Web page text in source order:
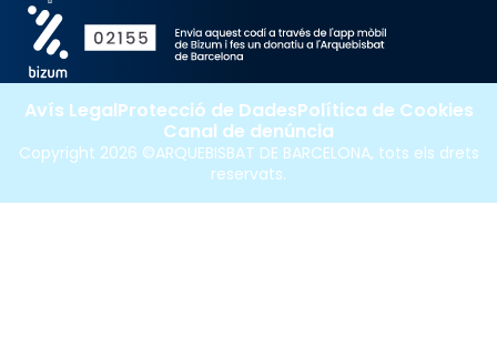
Copyright 2026 ©ARQUEBISBAT DE BARCELONA, tots els drets
reservats.
Avís LegalProtecció de DadesPolítica de Cookies
Canal de denúncia